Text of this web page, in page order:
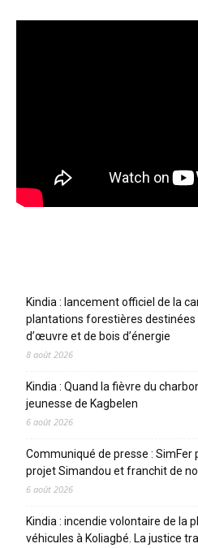
Kindia : lancement officiel de la
plantations forestières destinées
d’œuvre et de bois d’énergie
8 août 2026
Kindia : Quand la fièvre du
jeunesse de Kagbelen
6 août 2026
Communiqué de presse : SimFer
projet Simandou et franchit de
6 août 2026
Kindia : incendie volontaire de la
véhicules à Koliagbé. La justice